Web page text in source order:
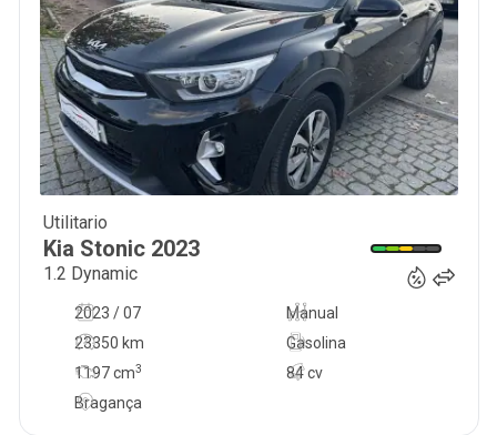
Utilitario
Kia Stonic 2023
1.2 Dynamic
2023 / 07
Manual
23350 km
84 cv
Gasolina
1197cm3
Bragança